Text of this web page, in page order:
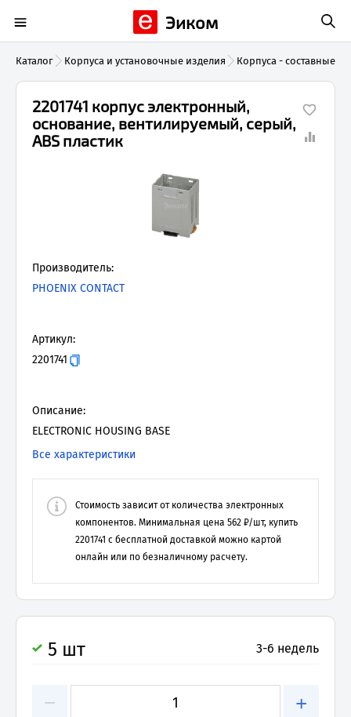
Эиком
Каталог Корпуса и установочные изделия Корпуса - составные
2201741 корпус электронный,
основание, вентилируемый, серый,
ABS пластик
Производитель:
PHOENIX CONTACT
Артикул:
2201741
Описание:
ELECTRONIC HOUSING BASE
Все характеристики
Стоимость зависит от количества электронных
компонентов. Минимальная цена 562 ₽/шт, купить
2201741 с бесплатной доставкой можно картой
онлайн или по безналичному расчету.
5 шт 3-6 недель
− +